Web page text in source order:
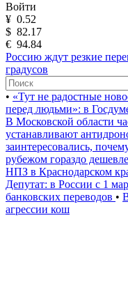
Войти
¥ 0.52
$ 82.17
€ 94.84
Россию ждут резкие
градусов
• «Тут не радостные
перед людьми»: в
В Московской области
устанавливают
заинтересовались,
рубежом гораздо
НПЗ в Краснодарском
Депутат: в России с 1
банковских переводов •
агрессии кош